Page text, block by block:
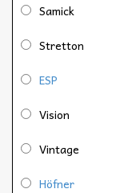
Samick
Stretton
ESP
Vision
Vintage
Höfner